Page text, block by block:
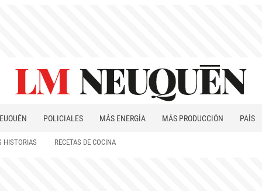
POLICIALES MÁS ENERGÍA MÁS PRODUCCIÓN
PAÍS
HISTORIAS RECETAS DE COCINA